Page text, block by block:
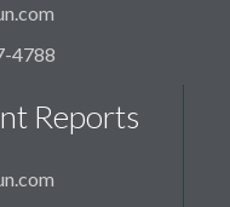
4788
Reports